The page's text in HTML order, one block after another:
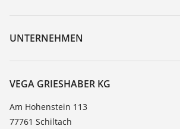
DTM Collection/PACTware
Geräterücksendung
Trainings
TeamViewer
UNTERNEHMEN
Karriere
Über VEGA
Kontakt
News
VEGA GRIESHABER KG
Am Hohenstein 113
77761 Schiltach